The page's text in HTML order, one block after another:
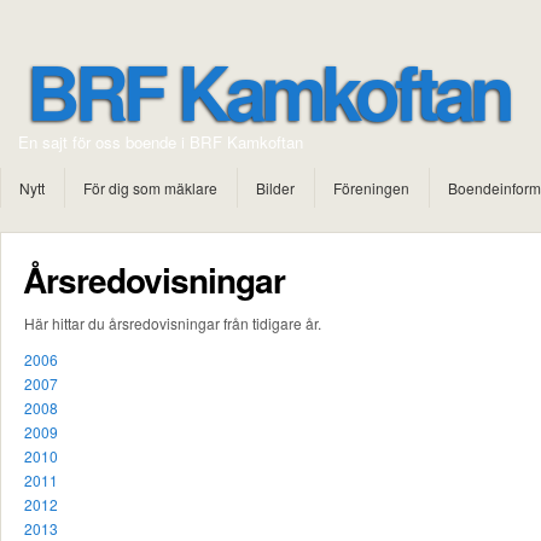
BRF Kamkoftan
En sajt för oss boende i BRF Kamkoftan
Nytt För dig som mäklare Bilder Föreningen
Årsredovisningar
Här hittar du årsredovisningar från tidigare år.
2006
2007
2008
2009
2010
2011
2012
2013